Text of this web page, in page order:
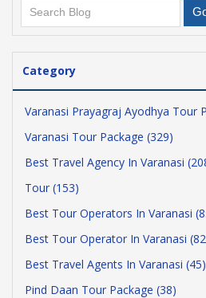
Category
Varanasi Prayagraj Ayodhya Tour
Varanasi Tour Package (329)
Best Travel Agency In Varanasi
Tour (153)
Best Tour Operators In Varanasi
Best Tour Operator In Varanasi
Best Travel Agents In Varanasi (45)
Pind Daan Tour Package (38)